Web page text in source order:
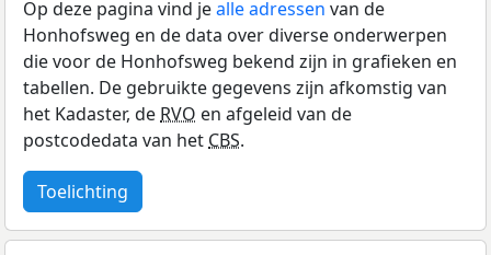
Op deze pagina vind jealle adressen van de
Honhofsweg en de data over diverse onderwerpen
die voor de Honhofsweg bekend zijn in grafieken en
tabellen. De gebruikte gegevens zijn afkomstig van
het Kadaster, deRVO en afgeleid van de
postcodedata van hetCBS.
Toelichting